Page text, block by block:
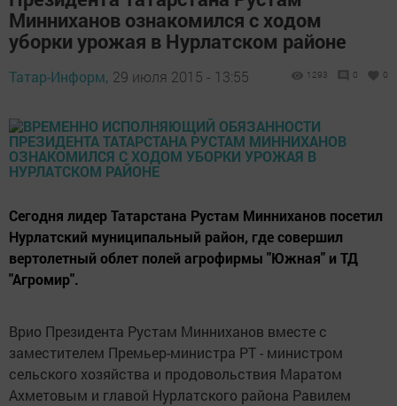
Минниханов ознакомился с ходом
уборки урожая в Нурлатском районе
Татар-Информ, 29 июля 2015 - 13:55 1293 0 0
Сегодня лидер Татарстана Рустам Минниханов посетил
Нурлатский муниципальный район, где совершил
вертолетный облет полей агрофирмы "Южная" и ТД
"Агромир".
Врио Президента Рустам Минниханов вместе с
заместителем Премьер-министра РТ - министром
сельского хозяйства и продовольствия Маратом
Ахметовым и главой Нурлатского района Равилем